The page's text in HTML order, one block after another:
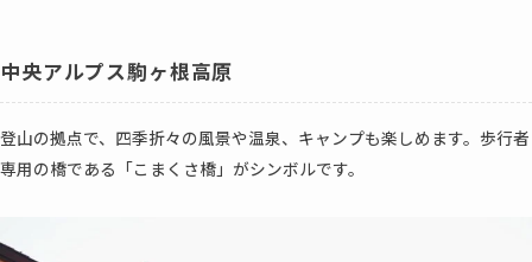
中央アルプス駒ヶ根高原
登山の拠点で、四季折々の風景や温泉、キャンプも楽しめます。歩行者
専用の橋である「こまくさ橋」がシンボルです。